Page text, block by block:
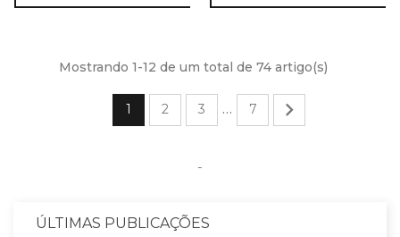
Mostrando 1-12 de um total de 74 artigo(s)
1 2 3 … 7 
-
ÚLTIMAS PUBLICAÇÕES